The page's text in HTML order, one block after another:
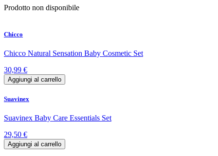
Prodotto non disponibile
Chicco
Chicco Natural Sensation Baby Cosmetic Set
30,99 €
Aggiungi al carrello
Suavinex
Suavinex Baby Care Essentials Set
29,50 €
Aggiungi al carrello